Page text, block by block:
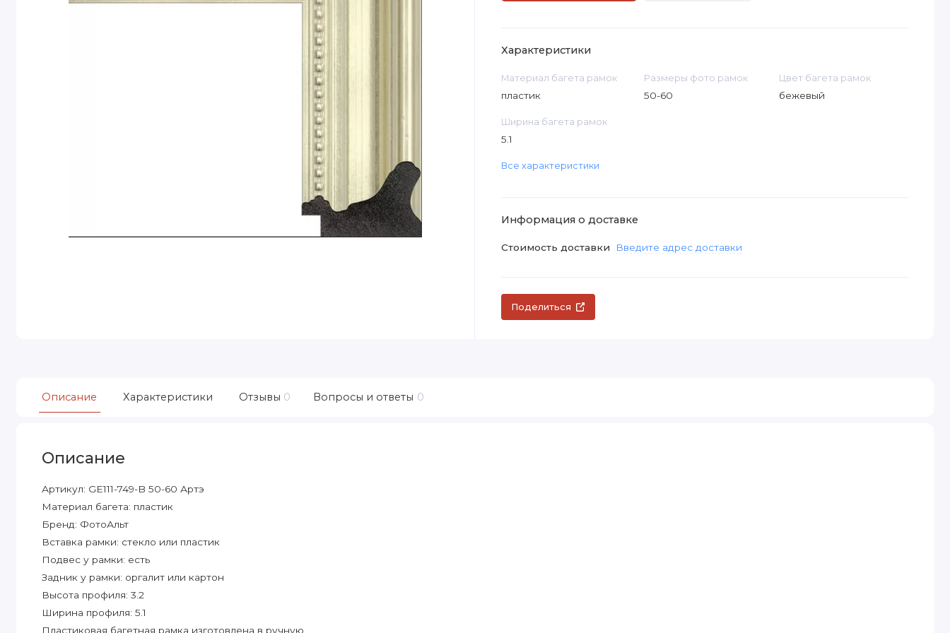
Характеристики
Материал багета рамок
пластик
Размеры фото рамок
50-60
Цвет багета рамок
бежевый
Ширина багета рамок
5.1
Все характеристики
Информация о доставке
Стоимость доставки Введите адрес доставки
Поделиться
Описание Характеристики Отзывы 0 Вопросы и ответы 0
Описание
Артикул: GE111-749-B 50-60 Артэ
Материал багета: пластик
Бренд: ФотоАльт
Вставка рамки: стекло или пластик
Подвес у рамки: есть
Задник у рамки: оргалит или картон
Высота профиля: 3.2
Ширина профиля: 5.1
Пластиковая багетная рамка изготовлена в ручную.